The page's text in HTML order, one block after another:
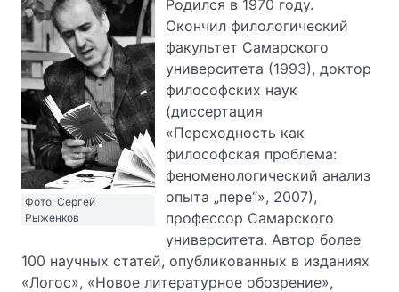
Фото: Сергей
Рыженков
Родился в 1970 году.
Окончил филологический
факультет Самарского
университета (1993), доктор
философских наук
(диссертация
«Переходность как
философская проблема:
феноменологический анализ
опыта „пере“», 2007),
профессор Самарского
университета. Автор более
100 научных статей, опубликованных в изданиях
«Логос», «Новое литературное обозрение»,